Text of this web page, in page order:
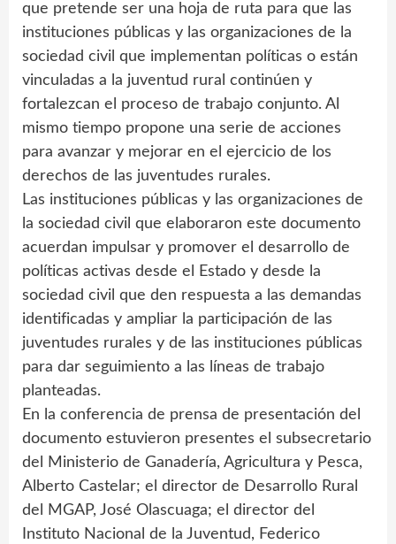
que pretende ser una hoja de ruta para que las
instituciones públicas y las organizaciones de la
sociedad civil que implementan políticas o están
vinculadas a la juventud rural continúen y
fortalezcan el proceso de trabajo conjunto. Al
mismo tiempo propone una serie de acciones
para avanzar y mejorar en el ejercicio de los
derechos de las juventudes rurales.
Las instituciones públicas y las organizaciones de
la sociedad civil que elaboraron este documento
acuerdan impulsar y promover el desarrollo de
políticas activas desde el Estado y desde la
sociedad civil que den respuesta a las demandas
identificadas y ampliar la participación de las
juventudes rurales y de las instituciones públicas
para dar seguimiento a las líneas de trabajo
planteadas.
En la conferencia de prensa de presentación del
documento estuvieron presentes el subsecretario
del Ministerio de Ganadería, Agricultura y Pesca,
Alberto Castelar; el director de Desarrollo Rural
del MGAP, José Olascuaga; el director del
Instituto Nacional de la Juventud, Federico